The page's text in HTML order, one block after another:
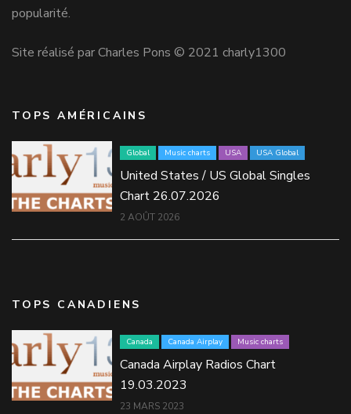
popularité.
Site réalisé par Charles Pons © 2021 charly1300
TOPS AMÉRICAINS
Global Music charts USA USA Global
United States / US Global Singles
Chart 26.07.2026
2 AOÛT 2026
TOPS CANADIENS
Canada Canada Airplay Music charts
Canada Airplay Radios Chart
19.03.2023
23 MARS 2023